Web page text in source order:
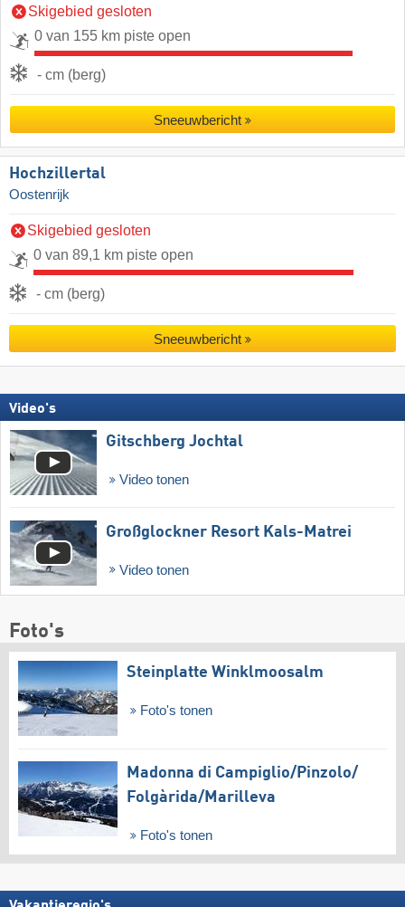
Skigebied gesloten
0 van 155 km piste open
- cm (berg)
Sneeuwbericht
Hochzillertal
Oostenrijk
Skigebied gesloten
0 van 89,1 km piste open
- cm (berg)
Sneeuwbericht
Video's
Gitschberg Jochtal
Video tonen
Großglockner Resort Kals-Matrei
Video tonen
Foto's
Steinplatte Winklmoosalm
Foto's tonen
Madonna di Campiglio/​Pinzolo/​
Folgàrida/​Marilleva
Foto's tonen